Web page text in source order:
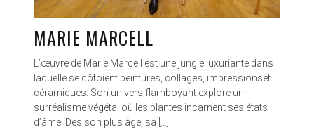
MARIE MARCELL
L’œuvre de Marie Marcell est une jungle luxuriante dans
laquelle se côtoient peintures, collages, impressionset
céramiques. Son univers flamboyant explore un
surréalisme végétal où les plantes incarnent ses états
d’âme. Dès son plus âge, sa […]